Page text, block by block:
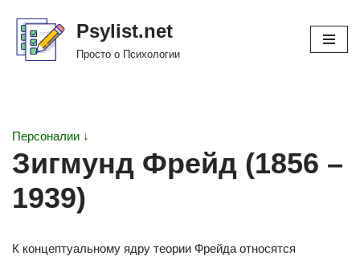
Перейти
Psylist.net
Просто о Психологии
Персоналии ↓
Зигмунд Фрейд (1856 –
1939)
К концептуальному ядру теории Фрейда относятся